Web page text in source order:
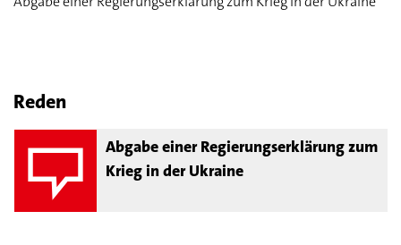
Reden
Abgabe einer Regierungserklärung zum
Krieg in der Ukraine